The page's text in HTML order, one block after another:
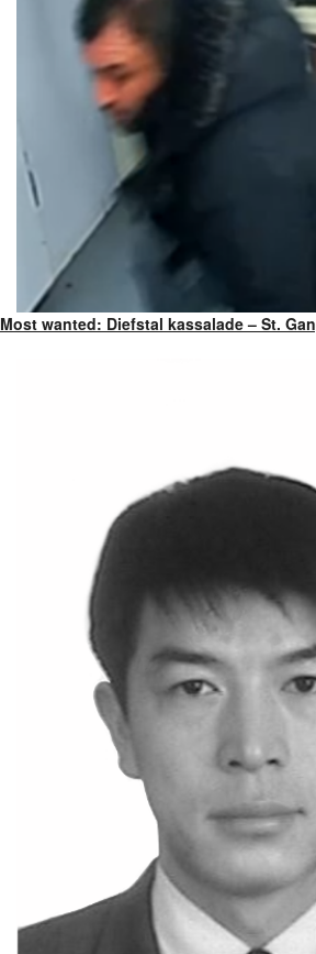
Most wanted: Diefstal kassalade – St.